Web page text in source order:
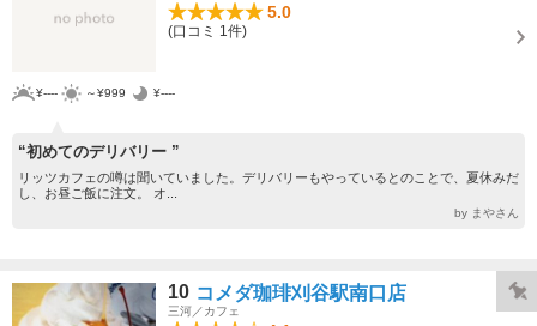
5.0
(口コミ 1件)
¥---- ～¥999 ¥----
“初めてのデリバリー ”
リッツカフェの噂は聞いていました。デリバリーもやっているとのことで、夏休みだ
し、お昼ご飯に注文。 オ...
by まやさん
10 コメダ珈琲刈谷駅南口店
三河／カフェ